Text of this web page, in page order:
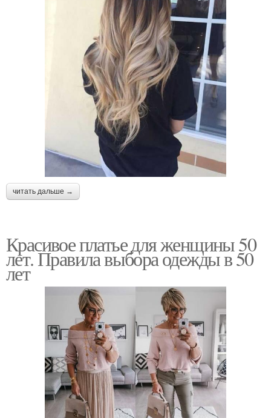
читать дальше →
Красивое платье для женщины 50
лет. Правила выбора одежды в 50
лет